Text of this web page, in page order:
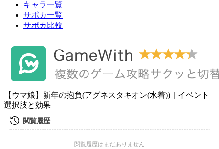
キャラ一覧
サポカ一覧
サポカ比較
【ウマ娘】新年の抱負(アグネスタキオン(水着))｜イベント
選択肢と効果